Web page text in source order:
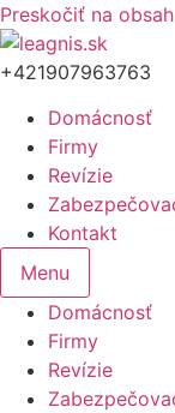
Preskočiť na obsah
+421907963763
Domácnosť
Firmy
Revízie
Kontakt
Menu
Domácnosť
Firmy
Revízie